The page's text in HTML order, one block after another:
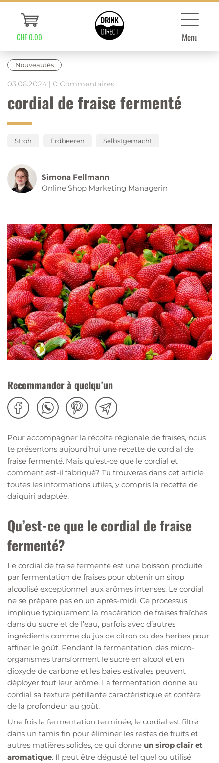
CHF 0.00 Menu
Nouveautés
03.06.2024 | 0 Commentaires
cordial de fraise fermenté
Stroh Erdbeeren Selbstgemacht
Simona Fellmann
Online Shop Marketing Managerin
Recommander à quelqu’un
Pour accompagner la récolte régionale de fraises, nous
te présentons aujourd’hui une recette de cordial de
fraise fermenté. Mais qu’est-ce que le cordial et
comment est-il fabriqué? Tu trouveras dans cet article
toutes les informations utiles, y compris la recette de
daiquiri adaptée.
Qu’est-ce que le cordial de fraise
fermenté?
Le cordial de fraise fermenté est une boisson produite
par fermentation de fraises pour obtenir un sirop
alcoolisé exceptionnel, aux arômes intenses. Le cordial
ne se prépare pas en un après-midi. Ce processus
implique typiquement la macération de fraises fraîches
dans du sucre et de l’eau, parfois avec d’autres
ingrédients comme du jus de citron ou des herbes pour
affiner le goût. Pendant la fermentation, des micro-
organismes transforment le sucre en alcool et en
dioxyde de carbone et les baies estivales peuvent
déployer tout leur arôme. La fermentation donne au
cordial sa texture pétillante caractéristique et confère
de la profondeur au goût.
Une fois la fermentation terminée, le cordial est filtré
dans un tamis fin pour éliminer les restes de fruits et
autres matières solides, ce qui donne un sirop clair et
aromatique. Il peut être dégusté tel quel ou utilisé